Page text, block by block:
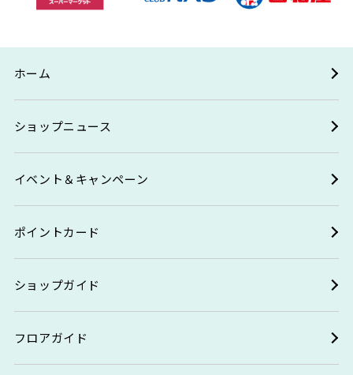
ホーム
ショップニュース
イベント＆キャンペーン
ポイントカード
ショップガイド
フロアガイド